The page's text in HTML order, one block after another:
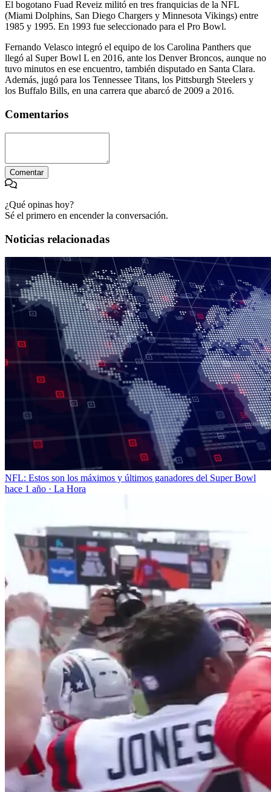
El bogotano Fuad Reveiz militó en tres franquicias de la NFL
(Miami Dolphins, San Diego Chargers y Minnesota Vikings) entre
1985 y 1995. En 1993 fue seleccionado para el Pro Bowl.
Fernando Velasco integró el equipo de los Carolina Panthers que
llegó al Super Bowl L en 2016, ante los Denver Broncos, aunque no
tuvo minutos en ese encuentro, también disputado en Santa Clara.
Además, jugó para los Tennessee Titans, los Pittsburgh Steelers y
los Buffalo Bills, en una carrera que abarcó de 2009 a 2016.
Comentarios
Comentar
¿Qué opinas hoy?
Sé el primero en encender la conversación.
Noticias relacionadas
NFL: Estos son los máximos y últimos ganadores del Super Bowl
hace 1 año · La Hora